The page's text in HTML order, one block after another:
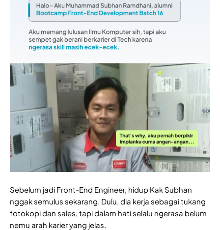
Sebelum jadi Front-End Engineer, hidup Kak Subhan
nggak semulus sekarang. Dulu, dia kerja sebagai tukang
fotokopi dan sales, tapi dalam hati selalu ngerasa belum
nemu arah karier yang jelas.